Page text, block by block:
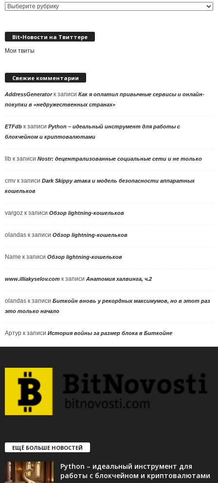
Выбор
Bit•Новости на Твиттере
Мои твиты
Свежие комментарии
AddressGeneratorк записи Как я оплатил привычные сервисы и онлайн-
покупки в «недружественных странах»
ETFdb к записи Python – идеальный инструмент для работы с
блокчейном и криптовалютами
llb к записи Nostr: децентрализованные социальные сети и не только
cmv к записи Dark Skippy атака и модель безопасности аппаратных
кошельков
vargoz к записи Обзор lightning-кошельков
olandas к записи Обзор lightning-кошельков
Name к записи Обзор lightning-кошельков
www.illiakyselov.com к записи Анатомия халвинга, ч.2
olandas к записи Биткойн вновь у рекордных максимумов, но в этот раз
это только начало
Артур к записи История войны за размер блока в Биткойне
ЕЩЁ БОЛЬШЕ НОВОСТЕЙ
Python – идеальный инструмент для
работы с блокчейном и криптовалютами